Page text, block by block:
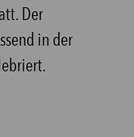
Der
in der